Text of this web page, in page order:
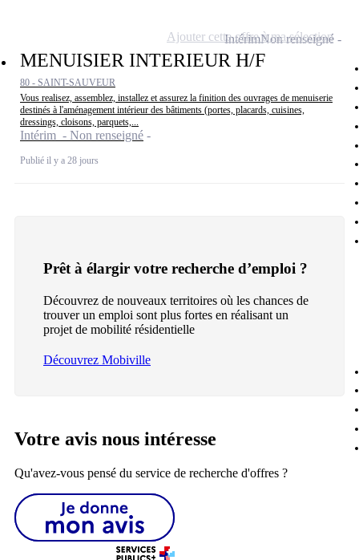
MENUISIER INTERIEUR H/F
80 - SAINT-SAUVEUR
Vous realisez, assemblez, installez et assurez la finition des ouvrages de menuiserie
destinés à l'aménagement intérieur des bâtiments (portes, placards, cuisines,
dressings, cloisons, parquets,...
Intérim - Non renseigné
Publié il y a 28 jours
IntérimNon renseigné
Ajouter cette offre à ma sélection
Prêt à élargir votre recherche d’emploi ?
Découvrez de nouveaux territoires où les chances de
trouver un emploi sont plus fortes en réalisant un
projet de mobilité résidentielle
Découvrez Mobiville
Votre avis nous intéresse
Qu'avez-vous pensé du service de recherche d'offres ?